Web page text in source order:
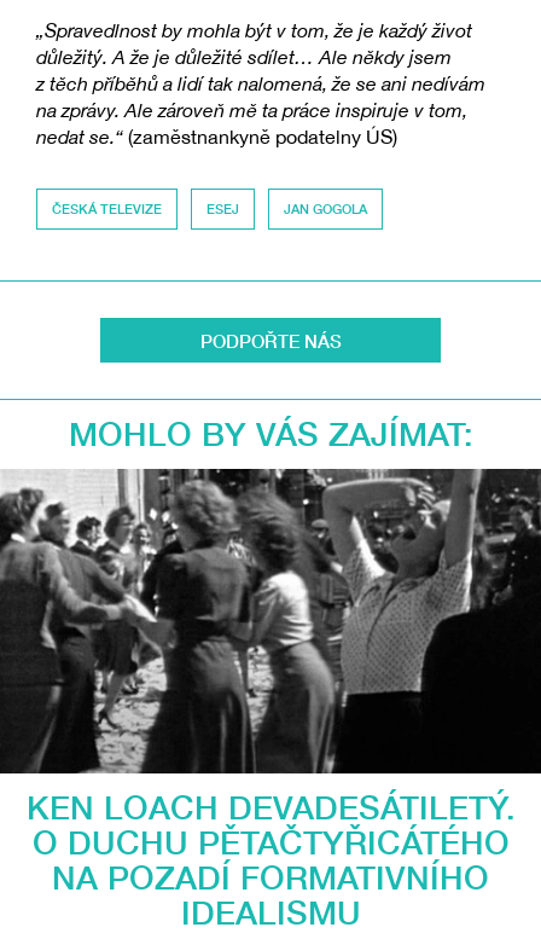
„Spravedlnost by mohla být v tom, že je každý život
důležitý. A že je důležité sdílet… Ale někdy jsem
z těch příběhů a lidí tak nalomená, že se ani nedívám
na zprávy. Ale zároveň mě ta práce inspiruje v tom,
nedat se.“ (zaměstnankyně podatelny ÚS)
ČESKÁ TELEVIZE ESEJ JAN GOGOLA
PODPOŘTE NÁS
MOHLO BY VÁS ZAJÍMAT:
KEN LOACH DEVADESÁTILETÝ.
O DUCHU PĚTAČTYŘICÁTÉHO
NA POZADÍ FORMATIVNÍHO
IDEALISMU